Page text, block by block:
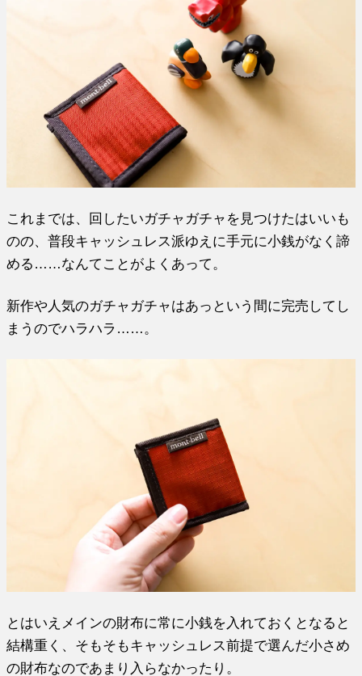
これまでは、回したいガチャガチャを見つけたはいいも
のの、普段キャッシュレス派ゆえに手元に小銭がなく諦
める……なんてことがよくあって。
新作や人気のガチャガチャはあっという間に完売してし
まうのでハラハラ……。
とはいえメインの財布に常に小銭を入れておくとなると
結構重く、そもそもキャッシュレス前提で選んだ小さめ
の財布なのであまり入らなかったり。